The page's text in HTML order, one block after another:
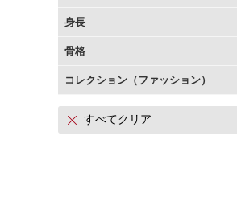
身長
骨格
コレクション（ファッション）
すべてクリア